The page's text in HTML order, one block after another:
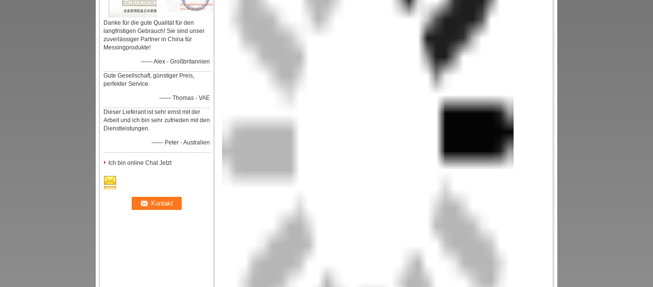
Danke für die gute Qualität für den
langfristigen Gebrauch! Sie sind unser
zuverlässiger Partner in China für
Messingprodukte!
—— Alex - Großbritannien
Gute Gesellschaft, günstiger Preis,
perfekter Service.
—— Thomas - VAE
Dieser Lieferant ist sehr ernst mit der
Arbeit und ich bin sehr zufrieden mit den
Dienstleistungen.
—— Peter - Australien
Ich bin online Chat Jetzt